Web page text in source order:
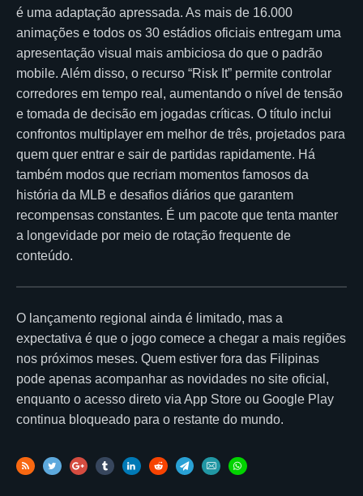
é uma adaptação apressada. As mais de 16.000
animações e todos os 30 estádios oficiais entregam uma
apresentação visual mais ambiciosa do que o padrão
mobile. Além disso, o recurso “Risk It” permite controlar
corredores em tempo real, aumentando o nível de tensão
e tomada de decisão em jogadas críticas. O título inclui
confrontos multiplayer em melhor de três, projetados para
quem quer entrar e sair de partidas rapidamente. Há
também modos que recriam momentos famosos da
história da MLB e desafios diários que garantem
recompensas constantes. É um pacote que tenta manter
a longevidade por meio de rotação frequente de
conteúdo.
O lançamento regional ainda é limitado, mas a
expectativa é que o jogo comece a chegar a mais regiões
nos próximos meses. Quem estiver fora das Filipinas
pode apenas acompanhar as novidades no site oficial,
enquanto o acesso direto via App Store ou Google Play
continua bloqueado para o restante do mundo.